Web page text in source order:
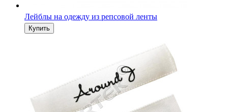
Лейблы на одежду из репсовой ленты